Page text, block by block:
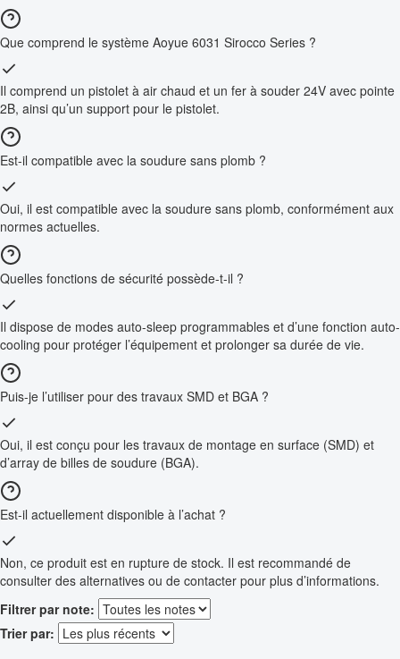
Que comprend le système Aoyue 6031 Sirocco Series ?
Il comprend un pistolet à air chaud et un fer à souder 24V avec pointe
2B, ainsi qu’un support pour le pistolet.
Est-il compatible avec la soudure sans plomb ?
Oui, il est compatible avec la soudure sans plomb, conformément aux
normes actuelles.
Quelles fonctions de sécurité possède-t-il ?
Il dispose de modes auto-sleep programmables et d’une fonction auto-
cooling pour protéger l’équipement et prolonger sa durée de vie.
Puis-je l’utiliser pour des travaux SMD et BGA ?
Oui, il est conçu pour les travaux de montage en surface (SMD) et
d’array de billes de soudure (BGA).
Est-il actuellement disponible à l’achat ?
Non, ce produit est en rupture de stock. Il est recommandé de
consulter des alternatives ou de contacter pour plus d’informations.
Filtrer par note:
Trier par: